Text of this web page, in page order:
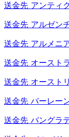
送金先 アンティ
送金先 アルゼン
送金先 アルメニ
送金先 オースト
送金先 オースト
送金先 バーレー
送金先 バングラ